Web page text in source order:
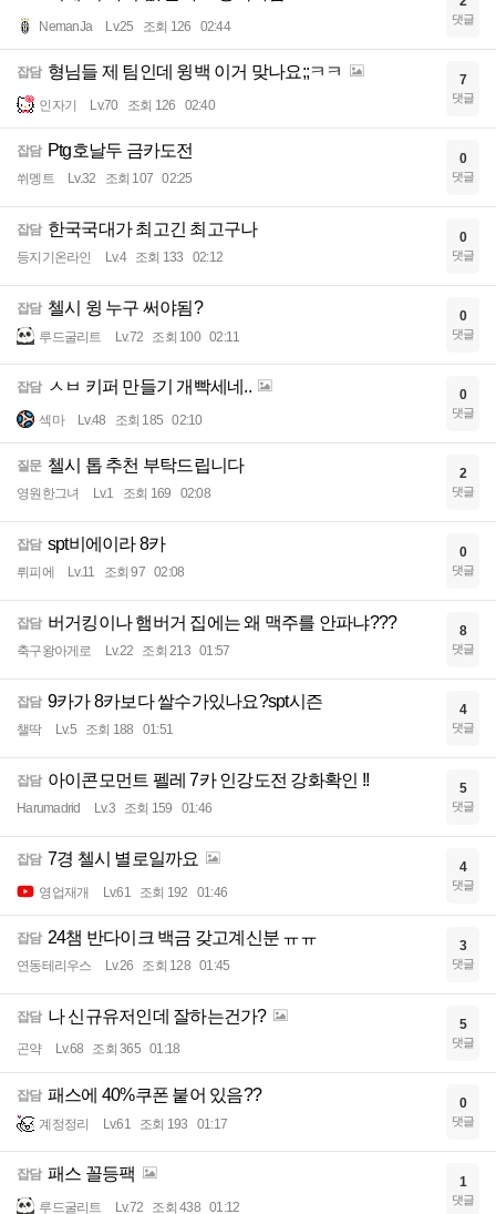
NemanJa Lv.25 조회 126 02:44 댓글
잡담 형님들 제 팀인데 윙백 이거 맞나요;;ㅋㅋ
인자기 Lv.70 조회 126 02:40
7
댓글
잡담 Ptg호날두 금카도전
쒸멩트 Lv.32 조회 107 02:25
0
댓글
잡담 한국국대가 최고긴 최고구나
등지기온라인 Lv.4 조회 133 02:12
0
댓글
잡담 첼시 윙 누구 써야됨?
루드굴리트 Lv.72 조회 100 02:11
0
댓글
잡담 ㅅㅂ 키퍼 만들기 개빡세네..
섹마 Lv.48 조회 185 02:10
0
댓글
질문 첼시 톱 추천 부탁드립니다
영원한그녀 Lv.1 조회 169 02:08
2
댓글
잡담 spt비에이라 8카
뤼피에 Lv.11 조회 97 02:08
0
댓글
잡담 버거킹이나 햄버거 집에는 왜 맥주를 안파냐???
축구왕아게로 Lv.22 조회 213 01:57
8
댓글
잡담 9카가 8카보다 쌀수가있나요?spt시즌
챌딱 Lv.5 조회 188 01:51
4
댓글
잡담 아이콘모먼트 펠레 7카 인강도전 강화확인 !!
Harumadrid Lv.3 조회 159 01:46
5
댓글
잡담 7경 첼시 별로일까요
영업재개 Lv.61 조회 192 01:46
4
댓글
잡담 24챔 반다이크 백금 갖고계신분 ㅠㅠ
연동테리우스 Lv.26 조회 128 01:45
3
댓글
잡담 나 신규유저인데 잘하는건가?
곤약 Lv.68 조회 365 01:18
5
댓글
잡담 패스에 40%쿠폰 붙어 있음??
계정정리 Lv.61 조회 193 01:17
0
댓글
잡담 패스 꼴등팩
루드굴리트 Lv.72 조회 438 01:12
1
댓글